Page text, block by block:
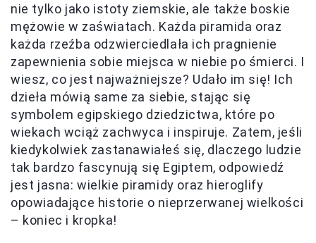
nie tylko jako istoty ziemskie, ale także boskie
mężowie w zaświatach. Każda piramida oraz
każda rzeźba odzwierciedlała ich pragnienie
zapewnienia sobie miejsca w niebie po śmierci. I
wiesz, co jest najważniejsze? Udało im się! Ich
dzieła mówią same za siebie, stając się
symbolem egipskiego dziedzictwa, które po
wiekach wciąż zachwyca i inspiruje. Zatem, jeśli
kiedykolwiek zastanawiałeś się, dlaczego ludzie
tak bardzo fascynują się Egiptem, odpowiedź
jest jasna: wielkie piramidy oraz hieroglify
opowiadające historie o nieprzerwanej wielkości
– koniec i kropka!